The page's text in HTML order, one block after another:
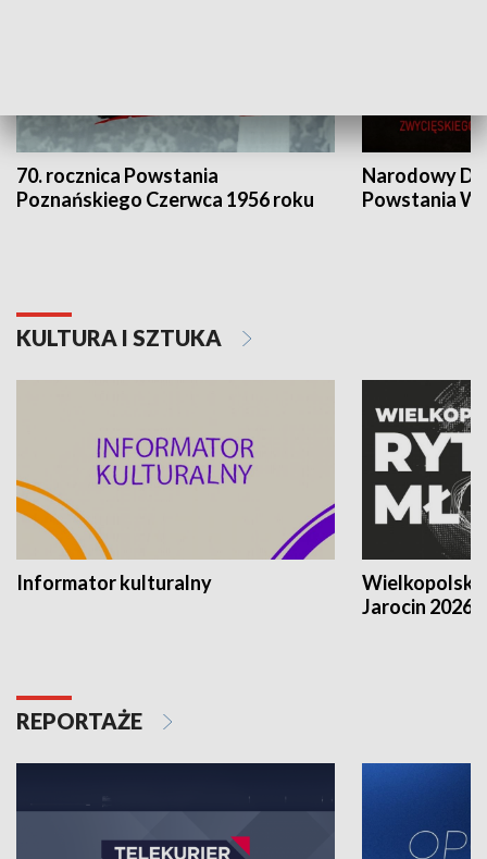
70. rocznica Powstania
Poznańskiego Czerwca 1956 roku
Narodowy
Powstania
KULTURA I SZTUKA
Informator kulturalny
Jarocin 2026
REPORTAŻE